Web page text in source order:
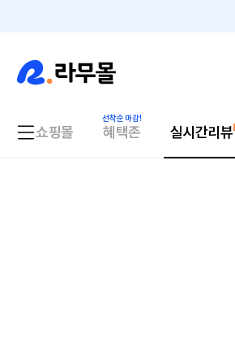
쇼핑몰 혜택존 실시간리뷰